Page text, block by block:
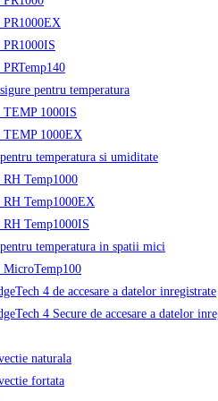
PR1000EX
pentru temperatura
TEMP 1000IS
TEMP 1000EX
temperatura si umiditate
Temp1000
RH Temp1000EX
Temp1000IS
temperatura in spatii mici
MicroTemp100
4 de accesare a datelor inregistrate
4 Secure de accesare a datelor
naturala
fortata